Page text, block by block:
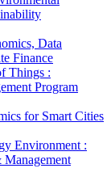
Data
Finance
Things :
Program
for Smart Cities
Environment :
Management